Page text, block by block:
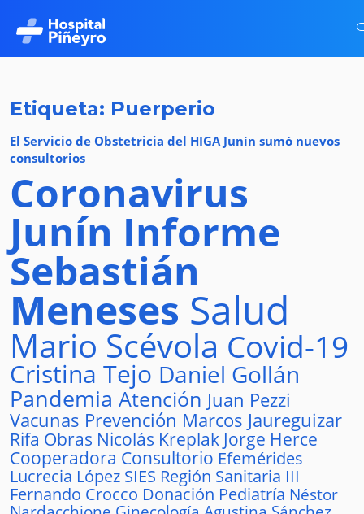
Etiqueta: Puerperio
El Servicio de Obstetricia del HIGA Junín sumó nuevos
consultorios
Coronavirus
Junín Informe
Sebastián
Meneses Salud
Mario Scévola Covid-19
Cristina Tejo Daniel Gollán
Pandemia Atención Juan Pezzi
Vacunas Prevención Marcos Jaureguizar
Rifa Obras Nicolás Kreplak Jorge Herce
Cooperadora Consultorio Efemérides
Lucrecia López SIES Región Sanitaria III
Fernando Crocco Donación Pediatría Néstor